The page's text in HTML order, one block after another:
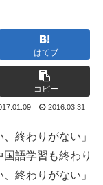
はてブ
コピー
2016.03.31
終わりがない」
語学習も終わり
終わりがない」